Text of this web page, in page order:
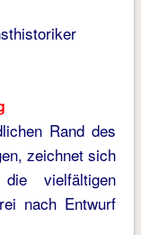
Rand des
zeichnet sich
vielfältigen
nach Entwurf